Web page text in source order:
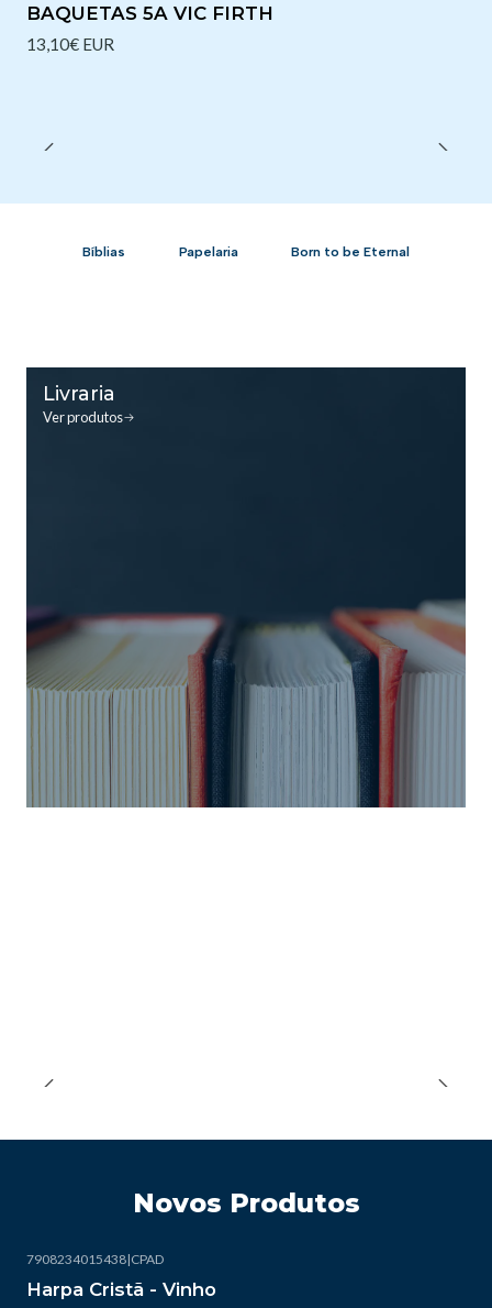
BAQUETAS 5A VIC FIRTH
13,10€ EUR
Bíblias Papelaria Born to be Eternal
Livraria
Ver produtos
Novos Produtos
7908234015438|CPAD
Harpa Cristã - Vinho